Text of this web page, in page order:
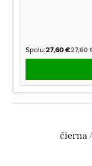
Spolu:27,60 €27,60
čierna